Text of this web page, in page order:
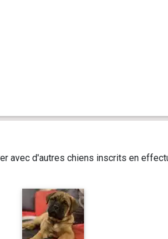
avec d'autres chiens inscrits en